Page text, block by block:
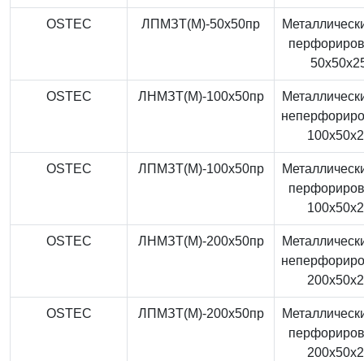
OSTEC ЛПМЗТ(М)-50x50пр
OSTEC ЛНМЗТ(М)-100x50пр
OSTEC ЛПМЗТ(М)-100x50пр
OSTEC ЛНМЗТ(М)-200x50пр
OSTEC ЛПМЗТ(М)-200x50пр